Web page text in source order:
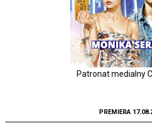
Patronat medialny
PREMIERA